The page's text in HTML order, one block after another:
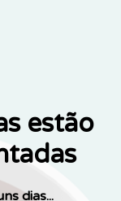
estão
dias...